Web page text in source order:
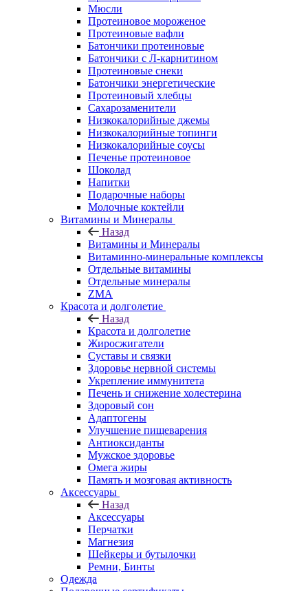
Мюсли
Протеиновое мороженое
Протеиновые вафли
Батончики протеиновые
Батончики с Л-карнитином
Протеиновые снеки
Батончики энергетические
Протеиновый хлебцы
Сахарозаменители
Низкокалорийные джемы
Низкокалорийные топинги
Низкокалорийные соусы
Печенье протеиновое
Шоколад
Напитки
Подарочные наборы
Молочные коктейли
Витамины и Минералы
Назад
Витамины и Минералы
Витаминно-минеральные комплексы
Отдельные витамины
Отдельные минералы
ZMA
Красота и долголетие
Назад
Красота и долголетие
Жиросжигатели
Суставы и связки
Здоровье нервной системы
Укрепление иммунитета
Печень и снижение холестерина
Здоровый сон
Адаптогены
Улучшение пищеварения
Антиоксиданты
Мужское здоровье
Омега жиры
Память и мозговая активность
Аксессуары
Назад
Аксессуары
Перчатки
Магнезия
Шейкеры и бутылочки
Ремни, Бинты
Одежда